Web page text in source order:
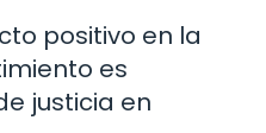
positivo en la
es
justicia en